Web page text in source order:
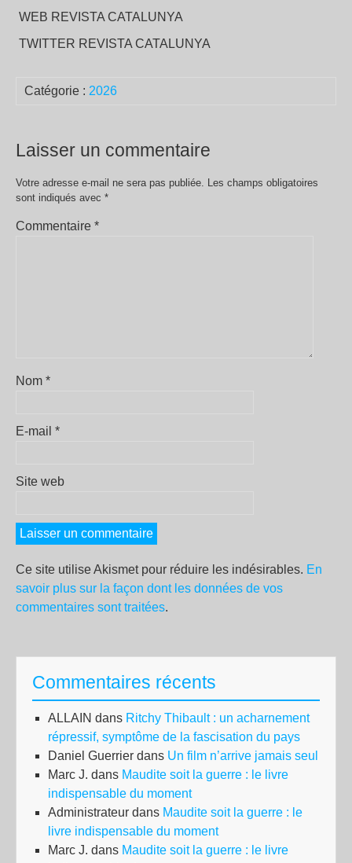
WEB REVISTA CATALUNYA
TWITTER REVISTA CATALUNYA
Catégorie : 2026
Laisser un commentaire
Votre adresse e-mail ne sera pas publiée. Les champs obligatoires
sont indiqués avec *
Commentaire *
Nom *
E-mail *
Site web
Ce site utilise Akismet pour réduire les indésirables. En
savoir plus sur la façon dont les données de vos
commentaires sont traitées.
Commentaires récents
ALLAIN dans Ritchy Thibault : un acharnement
répressif, symptôme de la fascisation du pays
Daniel Guerrier dans Un film n’arrive jamais seul
Marc J. dans Maudite soit la guerre : le livre
indispensable du moment
Administrateur dans Maudite soit la guerre : le
livre indispensable du moment
Marc J. dans Maudite soit la guerre : le livre